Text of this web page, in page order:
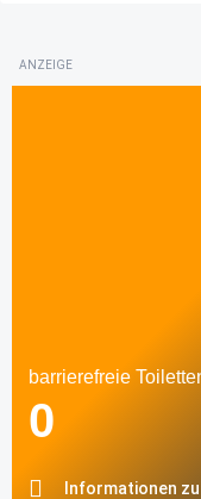
ANZEIGE
barrierefreie
0
Informationen